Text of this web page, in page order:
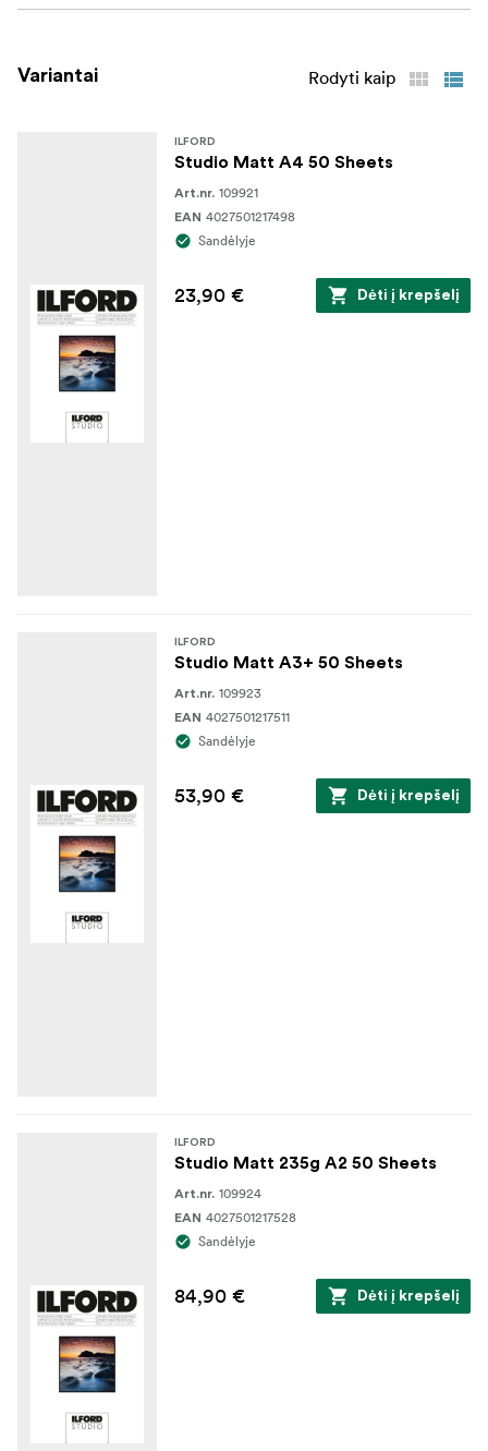
Variantai Rodyti kaip
ILFORD
Studio Matt A4 50 Sheets
Art.nr. 109921
EAN 4027501217498
Sandėlyje
23,90 € Dėti į krepšelį
ILFORD
Studio Matt A3+ 50 Sheets
Art.nr. 109923
EAN 4027501217511
Sandėlyje
53,90 € Dėti į krepšelį
ILFORD
Studio Matt 235g A2 50 Sheets
Art.nr. 109924
EAN 4027501217528
Sandėlyje
84,90 € Dėti į krepšelį